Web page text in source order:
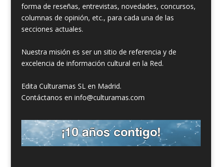
forma de reseñas, entrevistas, novedades, concursos,
columnas de opinión, etc., para cada una de las
secciones actuales.
Nuestra misión es ser un sitio de referencia y de
excelencia de información cultural en la Red.
Edita Culturamas SL en Madrid.
Contáctanos en info@culturamas.com